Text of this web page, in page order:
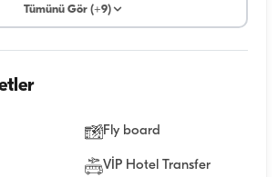
Tümünü Gör (+9)
Fly board
VİP Hotel Transfer